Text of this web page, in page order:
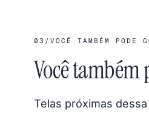
03 / VOCÊ TAMBÉM PODE
Você também
Telas próximas